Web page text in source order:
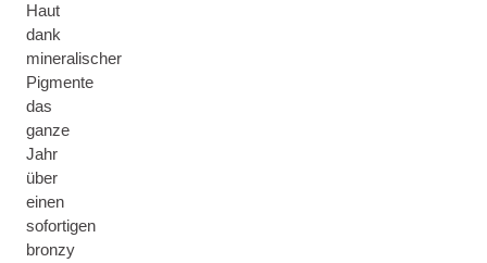
Haut
dank
mineralischer
Pigmente
das
ganze
Jahr
über
einen
sofortigen
bronzy